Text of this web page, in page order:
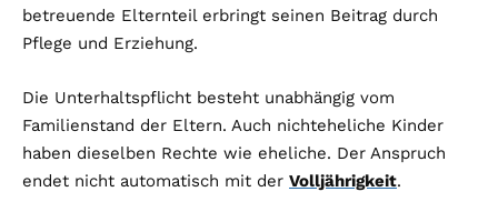
betreuende Elternteil erbringt seinen Beitrag durch
Pflege und Erziehung.
Die Unterhaltspflicht besteht unabhängig vom
Familienstand der Eltern. Auch nichteheliche Kinder
haben dieselben Rechte wie eheliche. Der Anspruch
endet nicht automatisch mit der Volljährigkeit.